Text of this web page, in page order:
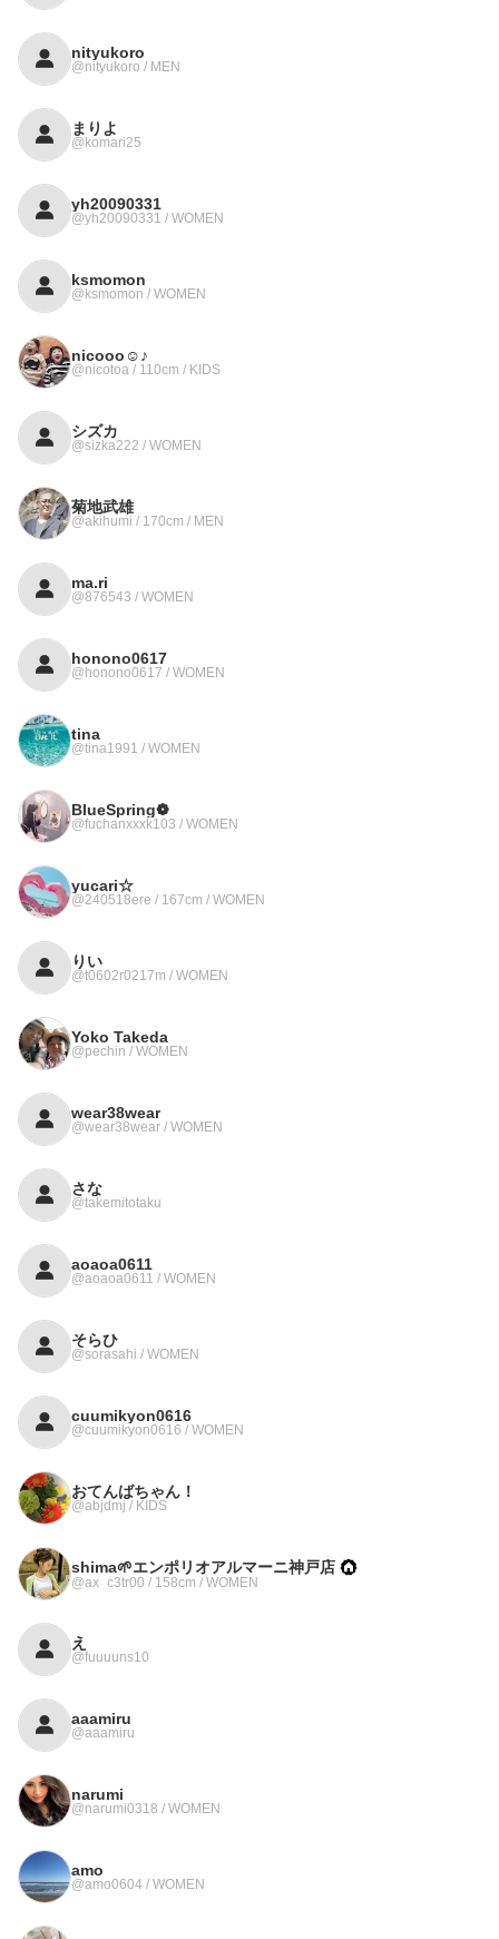
nityukoro
@nityukoro / MEN
まりよ
@komari25
yh20090331
@yh20090331 / WOMEN
ksmomon
@ksmomon / WOMEN
nicooo☺︎♪
@nicotoa / 110cm / KIDS
シズカ
@sizka222 / WOMEN
菊地武雄
@akihumi / 170cm / MEN
ma.ri
@876543 / WOMEN
honono0617
@honono0617 / WOMEN
tina
@tina1991 / WOMEN
BlueSpring❁︎
@fuchanxxxk103 / WOMEN
yucari☆
@240518ere / 167cm / WOMEN
りい
@t0602r0217m / WOMEN
Yoko Takeda
@pechin / WOMEN
wear38wear
@wear38wear / WOMEN
さな
@takemitotaku
aoaoa0611
@aoaoa0611 / WOMEN
そらひ
@sorasahi / WOMEN
cuumikyon0616
@cuumikyon0616 / WOMEN
おてんばちゃん！
@abjdmj / KIDS
shima🌱エンポリオアルマーニ神戸店
@ax_c3tr00 / 158cm / WOMEN
え
@fuuuuns10
aaamiru
@aaamiru
narumi
@narumi0318 / WOMEN
amo
@amo0604 / WOMEN